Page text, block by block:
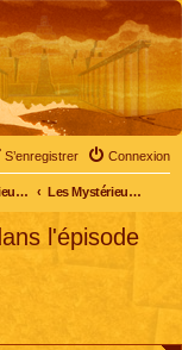
Connexion
S’enregistrer
Les Mystérieuses Cités d'Or Les Mystérieuses Cités d'Or : saison 1 (1983)
l'épisode